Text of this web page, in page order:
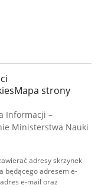
Mapa strony
Informacji –
Ministerstwa Nauki
adresy skrzynek
będącego adresem e-
e-mail oraz